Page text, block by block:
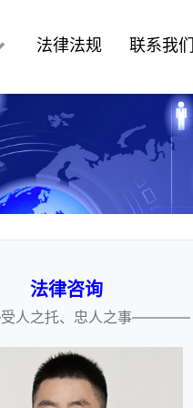
法律法规 联系我们
法律咨询
之托、忠人之事————